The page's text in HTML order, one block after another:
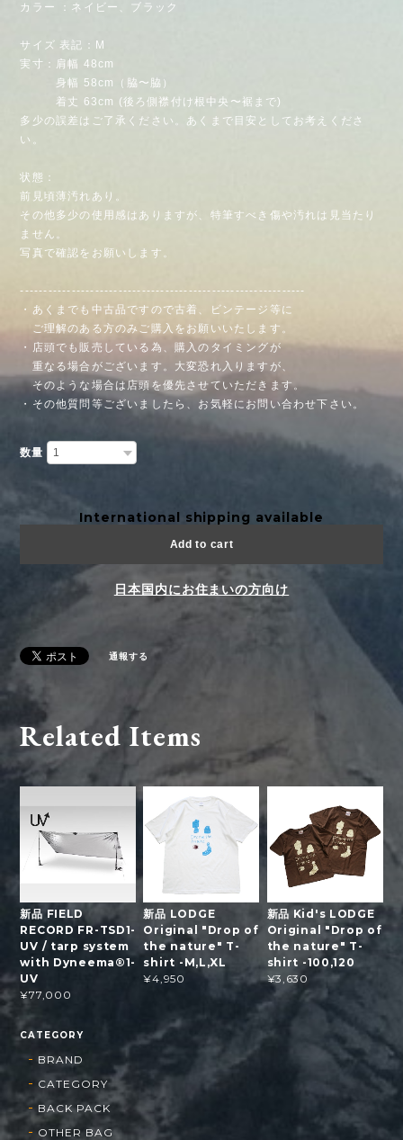
カラー ：ネイビー、ブラック
サイズ 表記：M
実寸：肩幅 48cm
身幅 58cm（脇〜脇）
着丈 63cm (後ろ側襟付け根中央〜裾まで)
多少の誤差はご了承ください。あくまで目安としてお考えくださ
い。
状態：
前見頃薄汚れあり。
その他多少の使用感はありますが、特筆すべき傷や汚れは見当たり
ません。
写真で確認をお願いします。
-------------------------------------------------------------
・あくまでも中古品ですので古着、ビンテージ等に
ご理解のある方のみご購入をお願いいたします。
・店頭でも販売している為、購入のタイミングが
重なる場合がございます。大変恐れ入りますが、
そのような場合は店頭を優先させていただきます。
・その他質問等ございましたら、お気軽にお問い合わせ下さい。
数量
International shipping available
Add to cart
日本国内にお住まいの方向け
通報する
Related Items
新品 FIELD
RECORD FR-TSD1-
UV / tarp system
with Dyneema®1-
UV
¥77,000
新品 LODGE
Original "Drop of
the nature" T-
shirt -M,L,XL
¥4,950
新品 Kid's LODGE
Original "Drop of
the nature" T-
shirt -100,120
¥3,630
CATEGORY
BRAND
CATEGORY
BACK PACK
OTHER BAG